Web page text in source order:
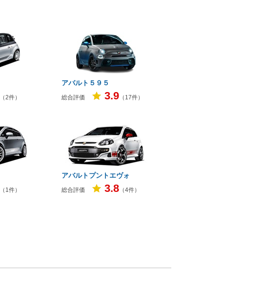
（2件）
アバルト５９５
総合評価 3.9 （17件）
（1件）
アバルトプントエヴォ
総合評価 3.8 （4件）